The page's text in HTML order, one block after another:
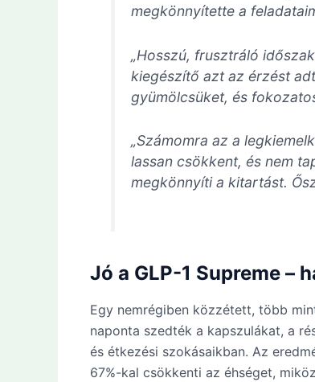
megkönnyítette a
„Hosszú, frusztráló
kiegészítő azt az érzést
gyümölcsüket, és
„Számomra az a
lassan csökkent, és nem
megkönnyíti a kitartást.
Jó a GLP-1 Supreme –
Egy nemrégiben közzétett, több
naponta szedték a kapszulákat, a
és étkezési szokásaikban. Az
67%-kal csökkenti az éhséget,